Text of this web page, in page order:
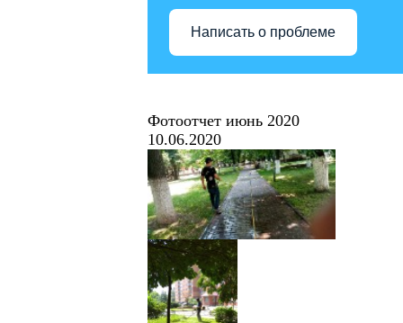
Написать о проблеме
Фотоотчет июнь 2020
10.06.2020